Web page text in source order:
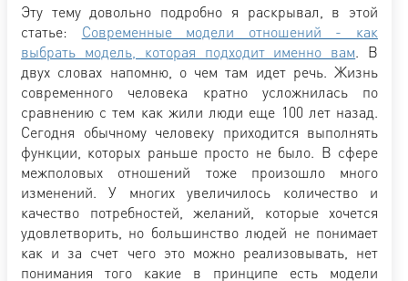
Эту тему довольно подробно я раскрывал, в этой
статье: Современные модели отношений - как
выбрать модель, которая подходит именно вам. В
двух словах напомню, о чем там идет речь. Жизнь
современного человека кратно усложнилась по
сравнению с тем как жили люди еще 100 лет назад.
Сегодня обычному человеку приходится выполнять
функции, которых раньше просто не было. В сфере
межполовых отношений тоже произошло много
изменений. У многих увеличилось количество и
качество потребностей, желаний, которые хочется
удовлетворить, но большинство людей не понимает
как и за счет чего это можно реализовывать, нет
понимания того какие в принципе есть модели